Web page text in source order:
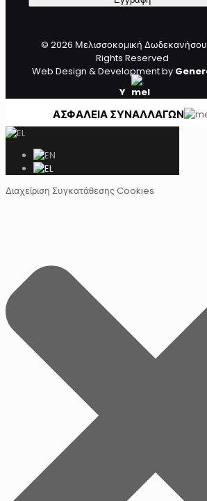
© 2026 Μελισσοκομική Δωδεκανήσου
Rights Reserved
Web Design & Development by
Y
ΑΣΦΑΛΕΙΑ ΣΥΝΑΛΛΑΓΩΝ
Διαχείριση Συγκατάθεσης Cookies